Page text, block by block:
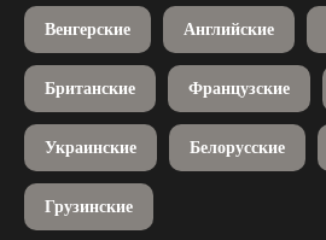
Венгерские Английские
Британские Французские
Украинские Белорусские
Грузинские